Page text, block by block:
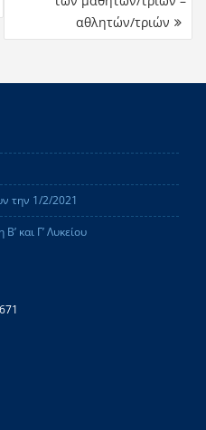
αθλητών/τριών
την 1/2/2021
και Γ’ Λυκείου